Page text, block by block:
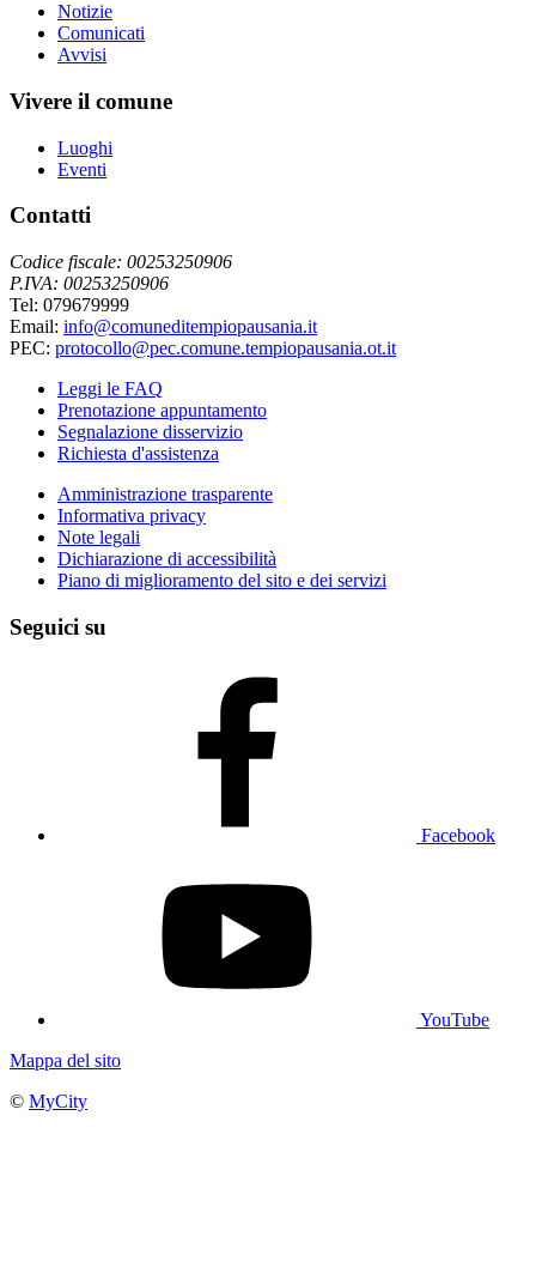
Notizie
Comunicati
Avvisi
Vivere il comune
Luoghi
Eventi
Contatti
Codice fiscale: 00253250906
P.IVA: 00253250906
Tel: 079679999
Email: info@comuneditempiopausania.it
PEC: protocollo@pec.comune.tempiopausania.ot.it
Leggi le FAQ
Prenotazione appuntamento
Segnalazione disservizio
Richiesta d'assistenza
Amministrazione trasparente
Informativa privacy
Note legali
Dichiarazione di accessibilità
Piano di miglioramento del sito e dei servizi
Seguici su
Facebook
YouTube
Mappa del sito
© MyCity